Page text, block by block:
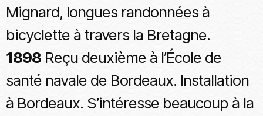
Mignard, longues randonnées à
bicyclette à travers la Bretagne.
1898 Reçu deuxième à l’École de
santé navale de Bordeaux. Installation
à Bordeaux. S’intéresse beaucoup à la